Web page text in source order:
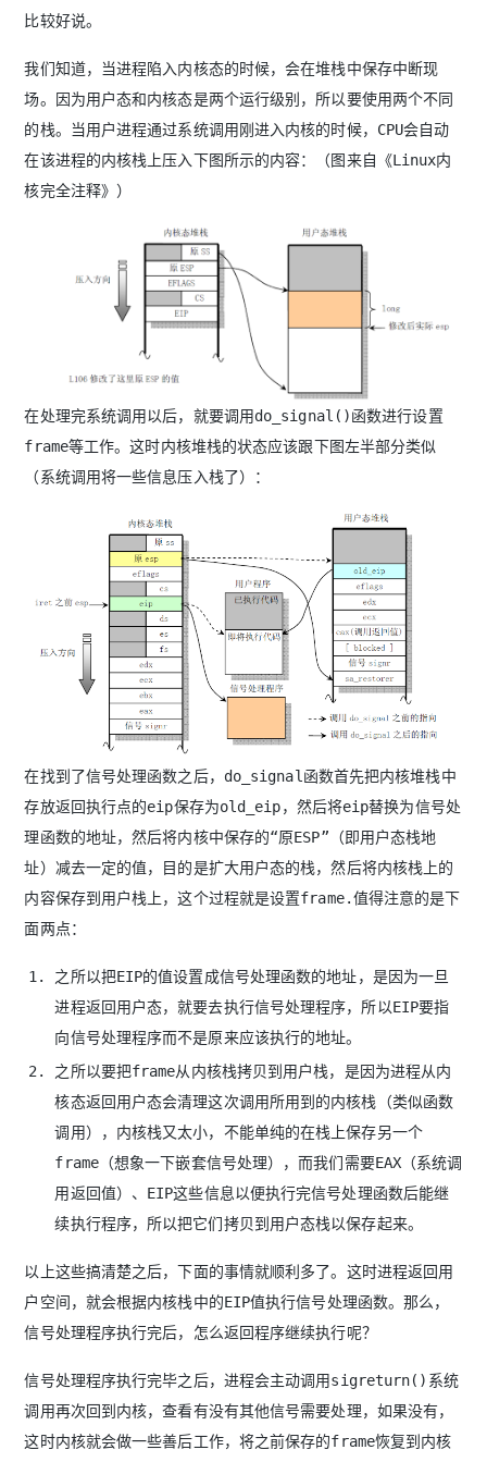
比较好说。
我们知道，当进程陷入内核态的时候，会在堆栈中保存中断现
场。因为用户态和内核态是两个运行级别，所以要使用两个不同
的栈。当用户进程通过系统调用刚进入内核的时候，CPU会自动
在该进程的内核栈上压入下图所示的内容：（图来自《Linux内
核完全注释》）
在处理完系统调用以后，就要调用do_signal()函数进行设置
frame等工作。这时内核堆栈的状态应该跟下图左半部分类似
（系统调用将一些信息压入栈了）：
在找到了信号处理函数之后，do_signal函数首先把内核堆栈中
存放返回执行点的eip保存为old_eip，然后将eip替换为信号处
理函数的地址，然后将内核中保存的“原ESP”（即用户态栈地
址）减去一定的值，目的是扩大用户态的栈，然后将内核栈上的
内容保存到用户栈上，这个过程就是设置frame.值得注意的是下
面两点：
之所以把EIP的值设置成信号处理函数的地址，是因为一旦
进程返回用户态，就要去执行信号处理程序，所以EIP要指
向信号处理程序而不是原来应该执行的地址。
之所以要把frame从内核栈拷贝到用户栈，是因为进程从内
核态返回用户态会清理这次调用所用到的内核栈（类似函数
调用），内核栈又太小，不能单纯的在栈上保存另一个
frame（想象一下嵌套信号处理），而我们需要EAX（系统调
用返回值）、EIP这些信息以便执行完信号处理函数后能继
续执行程序，所以把它们拷贝到用户态栈以保存起来。
以上这些搞清楚之后，下面的事情就顺利多了。这时进程返回用
户空间，就会根据内核栈中的EIP值执行信号处理函数。那么，
信号处理程序执行完后，怎么返回程序继续执行呢？
信号处理程序执行完毕之后，进程会主动调用sigreturn()系统
调用再次回到内核，查看有没有其他信号需要处理，如果没有，
这时内核就会做一些善后工作，将之前保存的frame恢复到内核